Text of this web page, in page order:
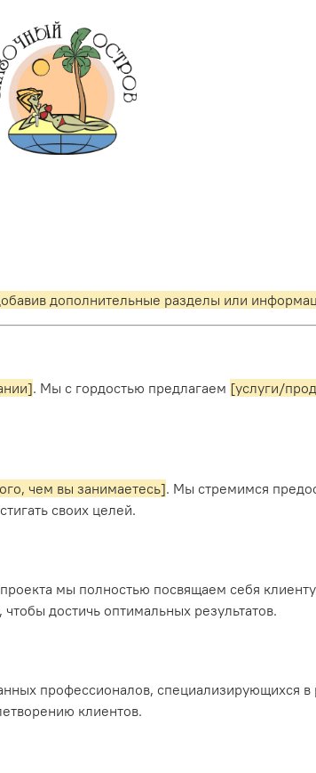
дополнительные разделы или
. Мы с гордостью предлагаем [услуги/
чем вы занимаетесь]. Мы стремимся
своих целей.
мы полностью посвящаем себя
достичь оптимальных результатов.
профессионалов, специализирующихся
клиентов.